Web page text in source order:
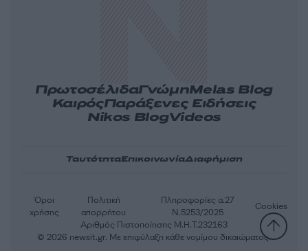
ΠρωτοσέλιδαΓνώμηMelas Blog
ΚαιρόςΠαράξενες Ειδήσεις
Nikos BlogVideos
ΤαυτότηταΕπικοινωνίαΔιαφήμιση
Αριθμός Πιστοποίησης Μ.Η.Τ.232163
Όροι
χρήσης
Πολιτική
απορρήτου
Πληροφορίες α.27
Ν.5253/2025
Cookies
© 2026 newsit.gr. Με επιφύλαξη κάθε νομίμου δικαιώματος.